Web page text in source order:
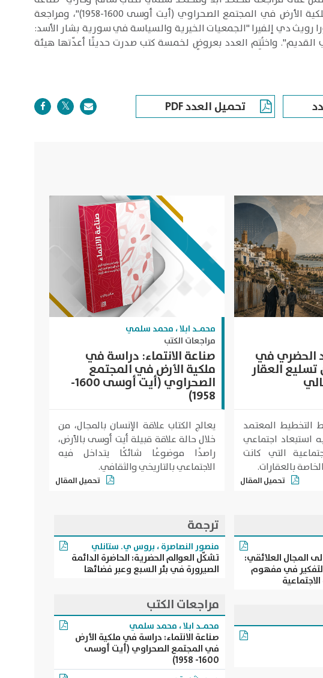
الانتماء: دراسة في ملكية الأرض في المجتمع الصحراوي (أيت أوسى 1600-1958)"، ومراجعة
رويث دي إلفيرا "الجمعيات الخيرية والسياسة في سورية بشار الأسد:
القديم". واختُتِم العدد بعروضٍ لخمسة كتب صدرت حديثًا أعدّتها هيئة
تحميل العدد PDF
الحضري في
تسليع العقار
التخطيط المعتمد
استبعاد اجتماعي
التي كانت
بالعقارات.
تحميل المقال
محمـد ابلا، محمد سلمي
مراجعات الكتب
صناعة الانتماء: دراسة في
ملكية الأرض في المجتمع
الصحراوي (أيت أوسى 1600-
1958)
يعالج الكتاب علاقة الإنسان بالمجال، من
خلال حالة علاقة قبيلة أيت أوسى بالأرض،
راصدًا موضوعًا شائكًا يتداخل فيه
الاجتماعي بالتاريخي والثقافي.
تحميل المقال
المجال العلائقي:
في مفهوم
ترجمة
منصور النصاصرة، بروس ي. ستانلي
تشكّل العوالم الحضرية: الحاضرة الدائمة
الصيرورة في بئر السبع وعبر فضائها
مراجعات الكتب
محمـد ابلا، محمد سلمي
صناعة الانتماء: دراسة في ملكية الأرض
في المجتمع الصحراوي (أيت أوسى
1600- 1958)